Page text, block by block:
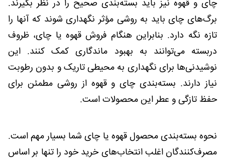
چای و قهوه نیز باید بسته‌بندی صحیح را در نظر بگیرند.
برگ‌های چای باید به روشی مؤثر نگهداری شوند که آنها را
تازه نگه دارد. بنابراین هنگام فروش قهوه یا چای، ظروف
دربسته می‌توانند به بهبود ماندگاری کمک کنند. این
نوشیدنی‌ها برای نگهداری به محیطی تاریک و بدون رطوبت
نیاز دارند. بسته‌بندی چای و قهوه از روشی مطمئن برای
حفظ تازگی و عطر این محصولات است.
نحوه بسته‌بندی محصول قهوه یا چای شما بسیار مهم است.
مصرف‌کنندگان اغلب انتخاب‌های خرید خود را تنها بر اساس